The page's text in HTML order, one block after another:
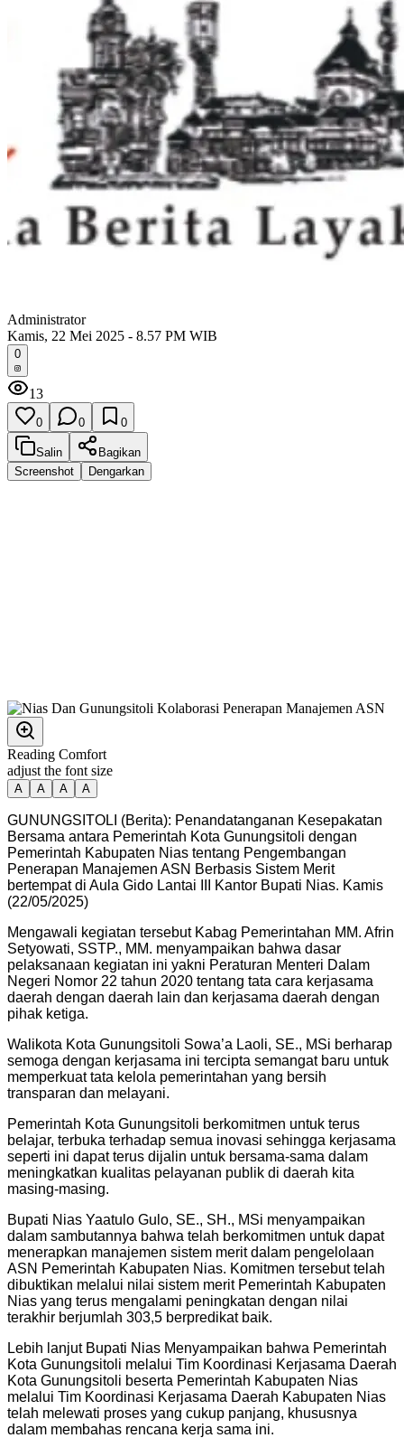
Administrator
Kamis, 22 Mei 2025 - 8.57 PM WIB
0
13
0 0 0
Salin
Bagikan
Screenshot
Dengarkan
Reading Comfort
adjust the font size
A A A A
GUNUNGSITOLI (Berita): Penandatanganan Kesepakatan
Bersama antara Pemerintah Kota Gunungsitoli dengan
Pemerintah Kabupaten Nias tentang Pengembangan
Penerapan Manajemen ASN Berbasis Sistem Merit
bertempat di Aula Gido Lantai III Kantor Bupati Nias. Kamis
(22/05/2025)
Mengawali kegiatan tersebut Kabag Pemerintahan MM. Afrin
Setyowati, SSTP., MM. menyampaikan bahwa dasar
pelaksanaan kegiatan ini yakni Peraturan Menteri Dalam
Negeri Nomor 22 tahun 2020 tentang tata cara kerjasama
daerah dengan daerah lain dan kerjasama daerah dengan
pihak ketiga.
Walikota Kota Gunungsitoli Sowa’a Laoli, SE., MSi berharap
semoga dengan kerjasama ini tercipta semangat baru untuk
memperkuat tata kelola pemerintahan yang bersih
transparan dan melayani.
Pemerintah Kota Gunungsitoli berkomitmen untuk terus
belajar, terbuka terhadap semua inovasi sehingga kerjasama
seperti ini dapat terus dijalin untuk bersama-sama dalam
meningkatkan kualitas pelayanan publik di daerah kita
masing-masing.
Bupati Nias Yaatulo Gulo, SE., SH., MSi menyampaikan
dalam sambutannya bahwa telah berkomitmen untuk dapat
menerapkan manajemen sistem merit dalam pengelolaan
ASN Pemerintah Kabupaten Nias. Komitmen tersebut telah
dibuktikan melalui nilai sistem merit Pemerintah Kabupaten
Nias yang terus mengalami peningkatan dengan nilai
terakhir berjumlah 303,5 berpredikat baik.
Lebih lanjut Bupati Nias Menyampaikan bahwa Pemerintah
Kota Gunungsitoli melalui Tim Koordinasi Kerjasama Daerah
Kota Gunungsitoli beserta Pemerintah Kabupaten Nias
melalui Tim Koordinasi Kerjasama Daerah Kabupaten Nias
telah melewati proses yang cukup panjang, khususnya
dalam membahas rencana kerja sama ini.